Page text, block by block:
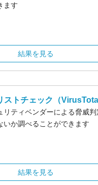
ます
結果を見る
ストチェック （
リティベンダーによる脅威判
いか調べることができます
結果を見る